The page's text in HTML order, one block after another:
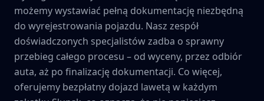
możemy wystawiać pełną dokumentację niezbędną
do wyrejestrowania pojazdu. Nasz zespół
doświadczonych specjalistów zadba o sprawny
przebieg całego procesu – od wyceny, przez odbiór
auta, aż po finalizację dokumentacji. Co więcej,
oferujemy bezpłatny dojazd lawetą w każdym